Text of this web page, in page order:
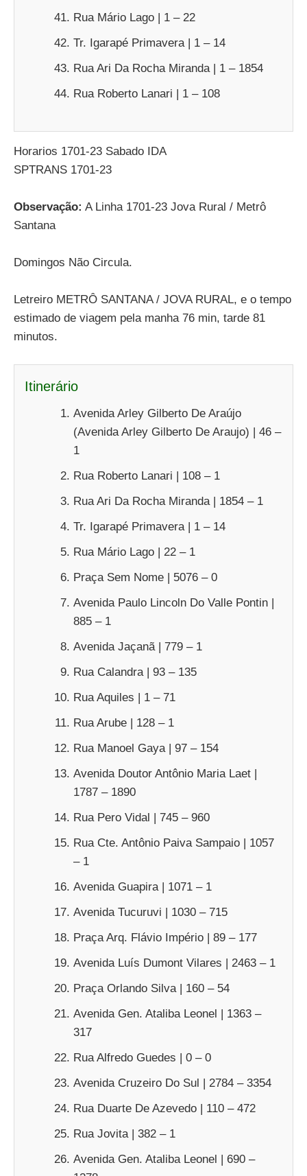
Rua Mário Lago | 1 – 22
Tr. Igarapé Primavera | 1 – 14
Rua Ari Da Rocha Miranda | 1 – 1854
Rua Roberto Lanari | 1 – 108
Horarios 1701-23 Sabado IDA
SPTRANS 1701-23
Observação: A Linha 1701-23 Jova Rural / Metrô
Santana
Domingos Não Circula.
Letreiro METRÔ SANTANA / JOVA RURAL, e o tempo
estimado de viagem pela manha 76 min, tarde 81
minutos.
Itinerário
Avenida Arley Gilberto De Araújo
(Avenida Arley Gilberto De Araujo) | 46 –
1
Rua Roberto Lanari | 108 – 1
Rua Ari Da Rocha Miranda | 1854 – 1
Tr. Igarapé Primavera | 1 – 14
Rua Mário Lago | 22 – 1
Praça Sem Nome | 5076 – 0
Avenida Paulo Lincoln Do Valle Pontin |
885 – 1
Avenida Jaçanã | 779 – 1
Rua Calandra | 93 – 135
Rua Aquiles | 1 – 71
Rua Arube | 128 – 1
Rua Manoel Gaya | 97 – 154
Avenida Doutor Antônio Maria Laet |
1787 – 1890
Rua Pero Vidal | 745 – 960
Rua Cte. Antônio Paiva Sampaio | 1057
– 1
Avenida Guapira | 1071 – 1
Avenida Tucuruvi | 1030 – 715
Praça Arq. Flávio Império | 89 – 177
Avenida Luís Dumont Vilares | 2463 – 1
Praça Orlando Silva | 160 – 54
Avenida Gen. Ataliba Leonel | 1363 –
317
Rua Alfredo Guedes | 0 – 0
Avenida Cruzeiro Do Sul | 2784 – 3354
Rua Duarte De Azevedo | 110 – 472
Rua Jovita | 382 – 1
Avenida Gen. Ataliba Leonel | 690 –